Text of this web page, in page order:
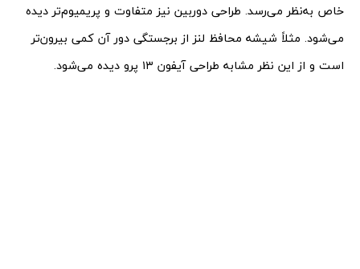
خاص به‌نظر می‌رسد. طراحی دوربین نیز متفاوت و پریمیوم‌تر دیده
می‌شود. مثلاً شیشه محافظ لنز از برجستگی دور آن کمی بیرون‌تر
است و از این نظر مشابه طراحی آیفون ۱۳ پرو دیده می‌شود.